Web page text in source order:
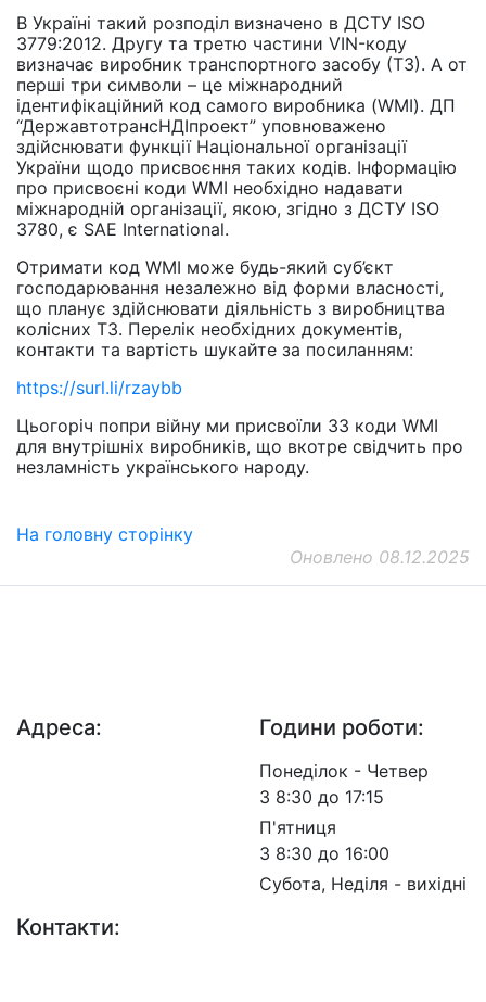
В Україні такий розподіл визначено в ДСТУ ISO
3779:2012. Другу та третю частини VIN-коду
визначає виробник транспортного засобу (ТЗ). А от
перші три символи – це міжнародний
ідентифікаційний код самого виробника (WMI). ДП
“ДержавтотрансНДІпроект” уповноважено
здійснювати функції Національної організації
України щодо присвоєння таких кодів. Інформацію
про присвоєні коди WMI необхідно надавати
міжнародній організації, якою, згідно з ДСТУ ISO
3780, є SAE International.
Отримати код WMI може будь-який суб’єкт
господарювання незалежно від форми власності,
що планує здійснювати діяльність з виробництва
колісних ТЗ. Перелік необхідних документів,
контакти та вартість шукайте за посиланням:
https://surl.li/rzaybb
Цьогоріч попри війну ми присвоїли 33 коди WMI
для внутрішніх виробників, що вкотре свідчить про
незламність українського народу.
На головну сторінку
Оновлено 08.12.2025
Адреса: Години роботи:
Понеділок - Четвер
З 8:30 до 17:15
П'ятниця
З 8:30 до 16:00
Субота, Неділя - вихідні
Контакти: